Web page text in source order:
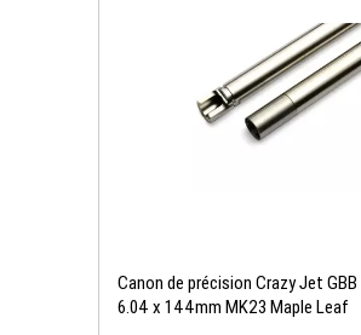
Canon de précision Crazy Jet GBB
6.04 x 144mm MK23 Maple Leaf